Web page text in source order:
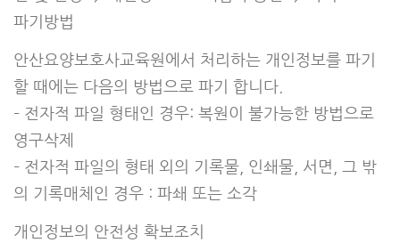
파기방법
안산요양보호사교육원에서 처리하는 개인정보를 파기
할 때에는 다음의 방법으로 파기 합니다.
– 전자적 파일 형태인 경우: 복원이 불가능한 방법으로
영구삭제
– 전자적 파일의 형태 외의 기록물, 인쇄물, 서면, 그 밖
의 기록매체인 경우 : 파쇄 또는 소각
개인정보의 안전성 확보조치